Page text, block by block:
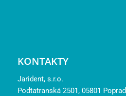
KONTAKTY
Jarident, s.r.o.
Podtatranská 2501, 05801 Poprad